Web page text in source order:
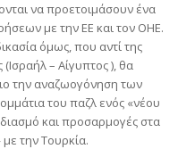
να προετοιμάσουν ένα
με την ΕΕ και τον ΟΗΕ.
όμως, που αντί της
(Ισραήλ – Αίγυπτος ), θα
την αναζωογόνηση των
του παζλ ενός «νέου
και προσαρμογές στα
με την Τουρκία.